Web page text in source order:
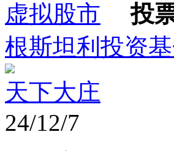
虚拟股市
投
根斯坦利投资
天下大庄
24/12/7